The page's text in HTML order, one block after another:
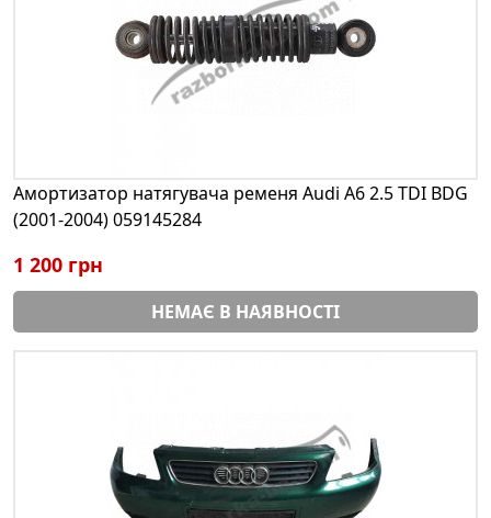
Амортизатор натягувача ременя Audi A6 2.5 TDI BDG
(2001-2004) 059145284
1 200 грн
НЕМАЄ В НАЯВНОСТІ